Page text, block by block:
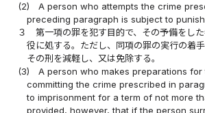
(2)
A person who attempts the crime
preceding paragraph is subject to
３
第一項の罪を犯す目的で、その予備をし
役に処する。ただし、同項の罪の実行の着手
その刑を減軽し、又は免除する。
(3)
A person who makes preparations
committing the crime prescribed in
to imprisonment for a term of not more
provided, however, that if the person